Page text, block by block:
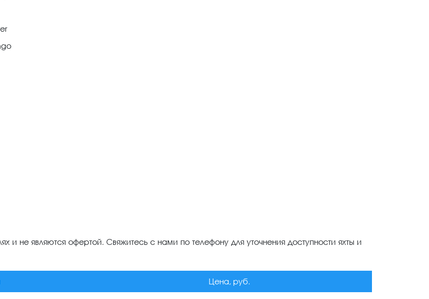
и не являются офертой. Свяжитесь с нами по телефону для уточнения доступности яхты и
Цена, руб.